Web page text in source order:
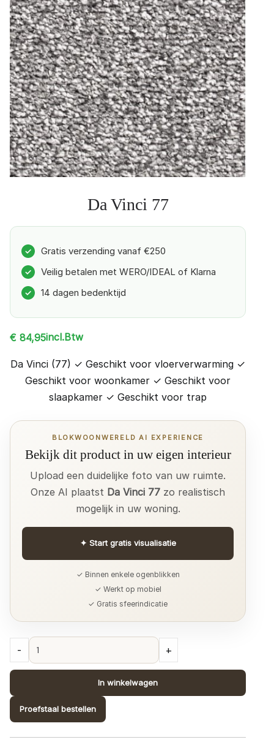
Da Vinci 77
✓ Gratis verzending vanaf €250
✓ Veilig betalen met WERO/IDEAL of Klarna
✓ 14 dagen bedenktijd
€ 84,95incl.Btw
Da Vinci (77) ✓ Geschikt voor vloerverwarming ✓
Geschikt voor woonkamer ✓ Geschikt voor
slaapkamer ✓ Geschikt voor trap
BLOKWOONWERELD AI EXPERIENCE
Bekijk dit product in uw eigen interieur
Upload een duidelijke foto van uw ruimte.
Onze AI plaatst Da Vinci 77 zo realistisch
mogelijk in uw woning.
✦ Start gratis visualisatie
✓ Binnen enkele ogenblikken
✓ Werkt op mobiel
✓ Gratis sfeerindicatie
77
quantity
- +
In winkelwagen
Proefstaal bestellen